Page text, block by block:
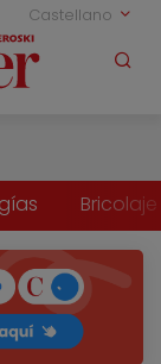
Castellano
Bricolaje